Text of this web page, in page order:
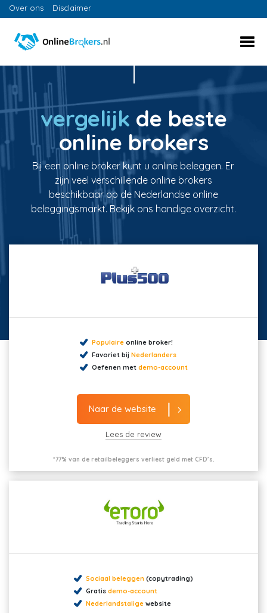
Over ons Disclaimer
vergelijk de beste
online brokers
Bij een online broker kunt u online beleggen. Er
zijn veel verschillende online brokers
beschikbaar op de Nederlandse online
beleggingsmarkt. Bekijk ons handige overzicht.
Populaireonline broker!
Favoriet bij Nederlanders
Oefenen met demo-account
Naar de website
Lees de review
*77% van de retailbeleggers verliest geld met CFD’s.
Sociaal beleggen (copytrading)
Gratis demo-account
Nederlandstalige website